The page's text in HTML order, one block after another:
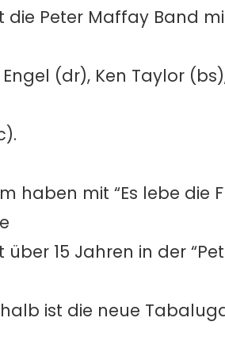
die Peter Maffay Band
(dr), Ken Taylor
haben mit “Es lebe die
15 Jahren in der
ist die neue